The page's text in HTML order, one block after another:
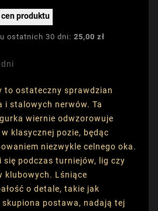
produktu
ostatnich 30 dni: 25,00 zł
to ostateczny sprawdzian
i stalowych nerwów. Ta
wiernie odwzorowuje
klasycznej pozie, będąc
niezwykle celnego oka.
się podczas turniejów, lig czy
klubowych. Lśniące
o detale, takie jak
postawa, nadają tej